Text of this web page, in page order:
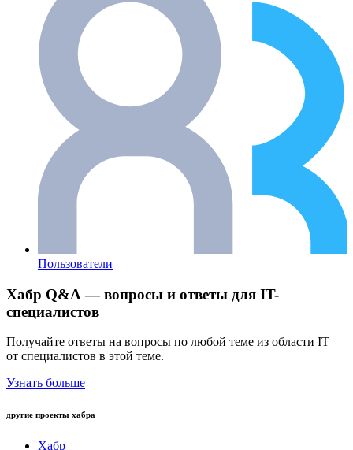
Пользователи
Хабр Q&A — вопросы и ответы для IT-
специалистов
Получайте ответы на вопросы по любой теме из области IT
от специалистов в этой теме.
Узнать больше
другие проекты хабра
Хабр